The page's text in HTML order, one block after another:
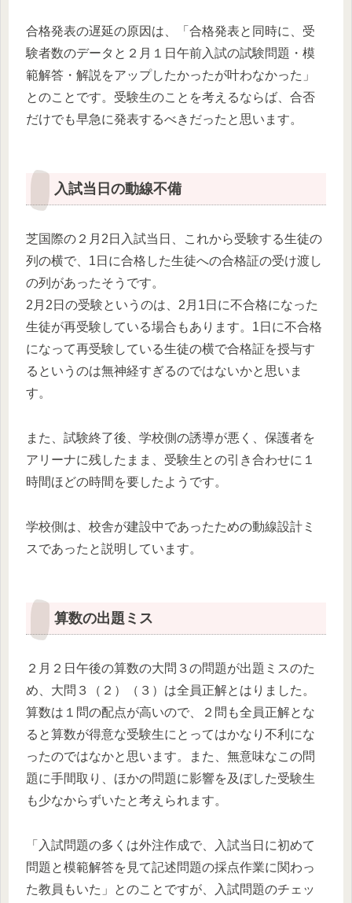
合格発表の遅延の原因は、「合格発表と同時に、受
験者数のデータと２月１日午前入試の試験問題・模
範解答・解説をアップしたかったが叶わなかった」
とのことです。受験生のことを考えるならば、合否
だけでも早急に発表するべきだったと思います。
入試当日の動線不備
芝国際の２月2日入試当日、これから受験する生徒の
列の横で、1日に合格した生徒への合格証の受け渡し
の列があったそうです。
2月2日の受験というのは、2月1日に不合格になった
生徒が再受験している場合もあります。1日に不合格
になって再受験している生徒の横で合格証を授与す
るというのは無神経すぎるのではないかと思いま
す。
また、試験終了後、学校側の誘導が悪く、保護者を
アリーナに残したまま、受験生との引き合わせに１
時間ほどの時間を要したようです。
学校側は、校舎が建設中であったための動線設計ミ
スであったと説明しています。
算数の出題ミス
２月２日午後の算数の大問３の問題が出題ミスのた
め、大問３（２）（３）は全員正解とはりました。
算数は１問の配点が高いので、２問も全員正解とな
ると算数が得意な受験生にとってはかなり不利にな
ったのではなかと思います。また、無意味なこの問
題に手間取り、ほかの問題に影響を及ぼした受験生
も少なからずいたと考えられます。
「入試問題の多くは外注作成で、入試当日に初めて
問題と模範解答を見て記述問題の採点作業に関わっ
た教員もいた」とのことですが、入試問題のチェッ